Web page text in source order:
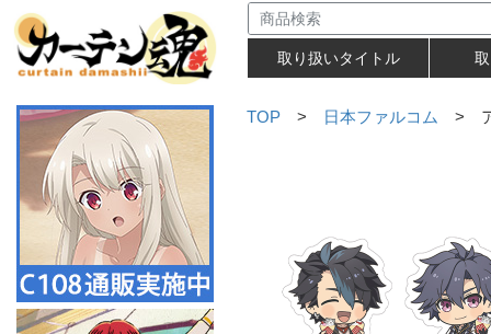
取り扱いタイトル
TOP > 日本ファルコム > ア